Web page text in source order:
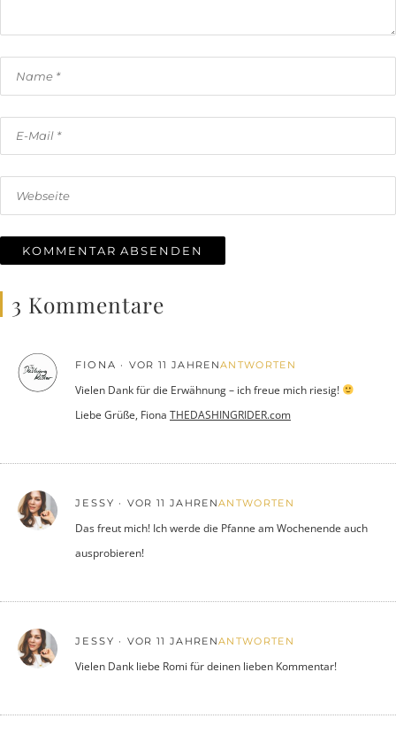
3 Kommentare
FIONA VOR 11 JAHRENANTWORTEN
Vielen Dank für die Erwähnung – ich freue mich riesig!
Liebe Grüße, Fiona THEDASHINGRIDER.com
JESSY VOR 11 JAHRENANTWORTEN
Das freut mich! Ich werde die Pfanne am Wochenende auch
ausprobieren!
JESSY VOR 11 JAHRENANTWORTEN
Vielen Dank liebe Romi für deinen lieben Kommentar!